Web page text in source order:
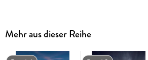
Mehr aus dieser Reihe